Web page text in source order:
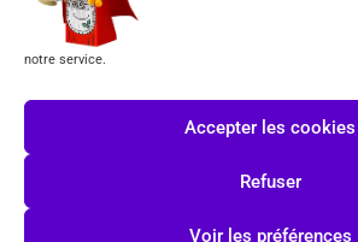
notre service.
Accepter les cookies
Refuser
Voir les préférences
en restent les propriétaires. Tous droits réservés.
INSCRIPTION À LA NEWSLETTER